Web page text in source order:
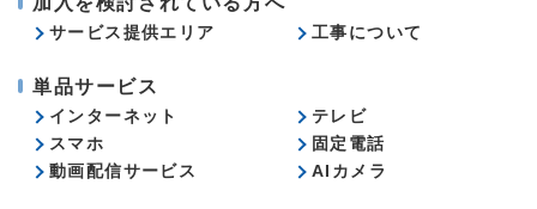
サービス提供エリア 工事について
単品サービス
インターネット
テレビ
スマホ
固定電話
動画配信サービス
AIカメラ